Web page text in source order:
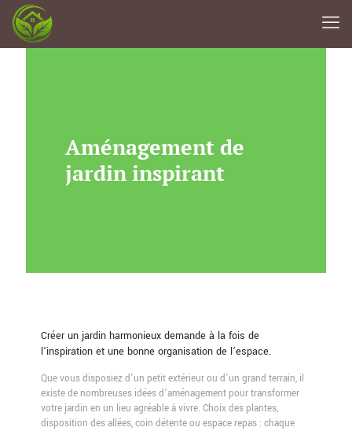
Aménagement de
jardin inspirant
Créer un jardin harmonieux demande à la fois de
l’inspiration et une bonne organisation de l’espace.
Que vous disposiez d’un petit extérieur ou d’un grand terrain, il
existe de nombreuses idées d’aménagement pour transformer
votre jardin en un lieu agréable à vivre. Choix des plantes,
disposition des allées, coin détente ou espace repas : chaque